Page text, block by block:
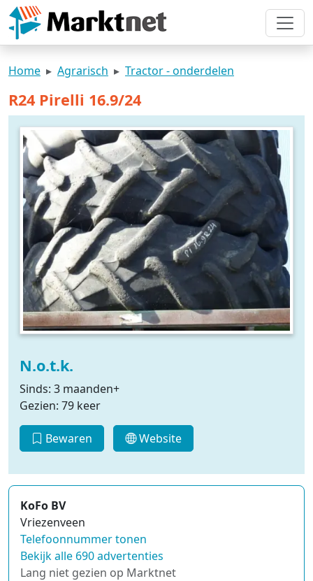
Home Agrarisch Tractor - onderdelen
R24 Pirelli 16.9/24
N.o.t.k.
Sinds: 3 maanden+
Gezien: 79 keer
Bewaren Website
KoFo BV
Vriezenveen
Telefoonnummer tonen
Bekijk alle 690 advertenties
Lang niet gezien op Marktnet